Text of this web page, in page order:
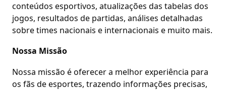
conteúdos esportivos, atualizações das tabelas dos
jogos, resultados de partidas, análises detalhadas
sobre times nacionais e internacionais e muito mais.
Nossa Missão
Nossa missão é oferecer a melhor experiência para
os fãs de esportes, trazendo informações precisas,